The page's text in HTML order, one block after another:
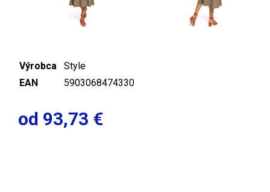
Výrobca
Style
EAN
5903068474330
od 93,73 €